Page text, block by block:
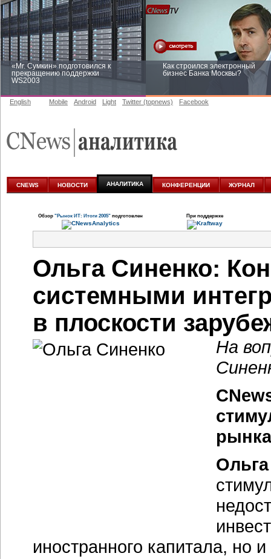
«Mr. Сумкин» подготовился к
прекращению поддержки
WS2003
Как строился электронный
бизнес Банка Москвы?
аналитике
English Mobile Android Light Twitter (topnews) Facebook
CNEWS НОВОСТИ АНАЛИТИКА КОНФЕРЕНЦИИ ЖУРНАЛ
Обзор "Рынок ИТ: Итоги 2005" подготовлен При поддержке
Ольга Синенко:
системными
в плоскости
На
иностранного капитала, но